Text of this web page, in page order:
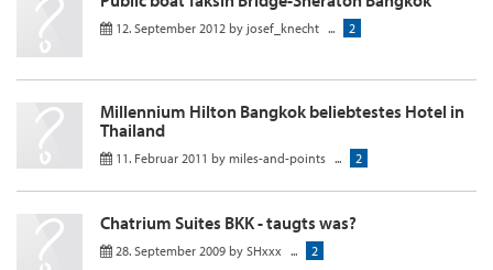
12. September 2012 by josef_knecht ... 2
Millennium Hilton Bangkok beliebtestes Hotel in
Thailand
11. Februar 2011 by miles-and-points ... 2
Chatrium Suites BKK - taugts was?
28. September 2009 by SHxxx ... 2